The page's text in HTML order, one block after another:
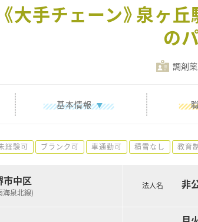
《大手チェーン》泉ヶ
の
調剤
基本情報
経験可 ブランク可 車通勤可 積雪なし 教育
市中区
海泉北線)
法人名 非